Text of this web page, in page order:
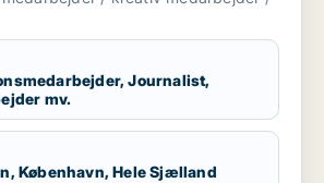
Journalist,
mv.
København, Hele Sjælland